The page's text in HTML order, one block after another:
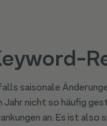
saisonale
Jahr nicht so häufig
an. Es ist also